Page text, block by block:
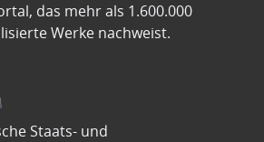
das mehr als 1.600.000
Werke nachweist.
Staats- und